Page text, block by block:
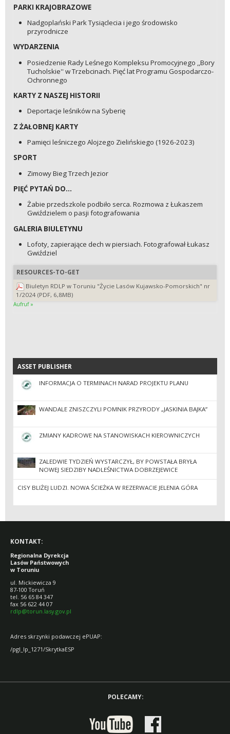
PARKI KRAJOBRAZOWE
Nadgoplański Park Tysiąclecia i jego środowisko
przyrodnicze
WYDARZENIA
Posiedzenie Rady Leśnego Kompleksu Promocyjnego ,,Bory
Tucholskie'' w Trzebcinach. Pięć lat Programu Gospodarczo-
Ochronnego
KARTY Z NASZEJ HISTORII
Deportacje leśników na Syberię
Z ŻAŁOBNEJ KARTY
Pamięci leśniczego Alojzego Zielińskiego (1926-2023)
SPORT
Zimowy Bieg Trzech Jezior
PIĘĆ PYTAŃ DO...
Żabie przedszkole podbiło serca. Rozmowa z Łukaszem
Gwiździelem o pasji fotografowania
GALERIA BIULETYNU
Lofoty, zapierające dech w piersiach. Fotografował Łukasz
Gwiździel
RESOURCES-TO-GET
Biuletyn RDLP w Toruniu "Życie Lasów Kujawsko-Pomorskich" nr
1/2024 (PDF, 6,8MB)
Aufruf »
ASSET PUBLISHER
ASSET PUBLISHER
INFORMACJA O TERMINACH NARAD PROJEKTU PLANU
WANDALE ZNISZCZYLI POMNIK PRZYRODY „JASKINIA BAJKA”
ZMIANY KADROWE NA STANOWISKACH KIEROWNICZYCH
ZALEDWIE TYDZIEŃ WYSTARCZYŁ, BY POWSTAŁA BRYŁA
NOWEJ SIEDZIBY NADLEŚNICTWA DOBRZEJEWICE
CISY BLIŻEJ LUDZI. NOWA ŚCIEŻKA W REZERWACIE JELENIA GÓRA
KONTAKT:
Regionalna Dyrekcja
Lasów Państwowych
w Toruniu
ul. Mickiewicza 9
87-100 Toruń
tel. 56 65 84 347
fax 56 622 44 07
rdlp@torun.lasy.gov.pl
Adres skrzynki podawczej ePUAP:
/pgl_lp_1271/SkrytkaESP
POLECAMY: